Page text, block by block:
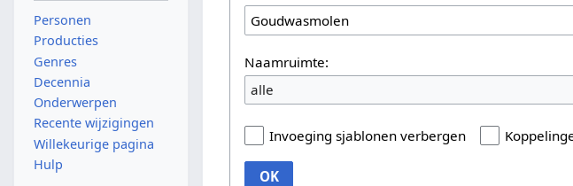
Naamruimte:
alle
Invoeging sjablonen verbergen
OK
Personen
Producties
Genres
Decennia
Onderwerpen
Recente wijzigingen
Willekeurige pagina
Hulp